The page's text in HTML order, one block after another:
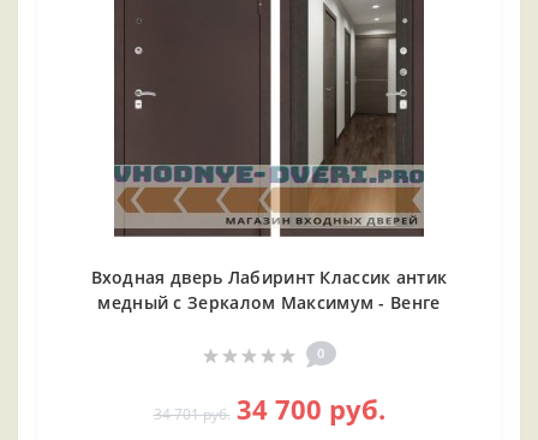
Входная дверь Лабиринт Классик антик
медный с Зеркалом Максимум - Венге
0
34 701 руб. 34 700 руб.